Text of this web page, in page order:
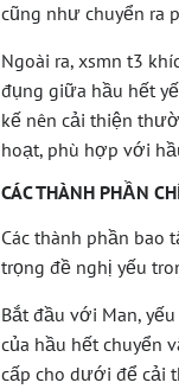
cũng như chuyển ra
Ngoài ra, xsmn t3
đụng giữa hầu hết
kế nên cải thiện
hoạt, phù hợp với
CÁC THÀNH PHẦN
Các thành phần bao
trọng đề nghị yếu
Bắt đầu với Man,
của hầu hết chuyển
cấp cho dưới để cải